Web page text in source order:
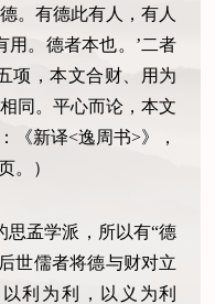
。有德此有人，有人
用。德者本也。’二者
项，本文合财、用为
同。平心而论，本文
《新译<逸周书>》，
。）
思孟学派，所以有“德
世儒者将德与财对立
利为利，以义为利